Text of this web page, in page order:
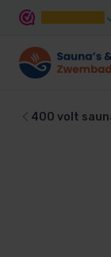
400 volt